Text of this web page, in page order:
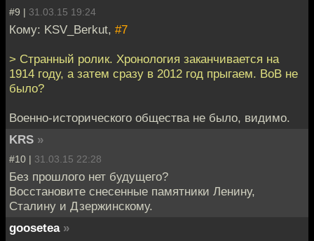
#9 | 31.03.15 19:24
Кому: KSV_Berkut, #7
> Странный ролик. Хронология заканчивается на
1914 году, а затем сразу в 2012 год прыгаем. ВоВ не
было?
Военно-исторического общества не было, видимо.
KRS »
#10 | 31.03.15 22:28
Без прошлого нет будущего?
Восстановите снесенные памятники Ленину,
Сталину и Дзержинскому.
goosetea »